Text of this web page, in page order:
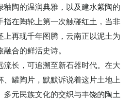
釉陶的温润典雅，以及建水紫陶的
指在陶轮上第一次触碰红土，当非
上再现千年图腾，云南正以泥土为
合的鲜活史诗。
流长，可追溯至新石器时代。在大
、罐陶片，默默诉说着这片土地上
多元民族文化的交织与丰饶的陶土